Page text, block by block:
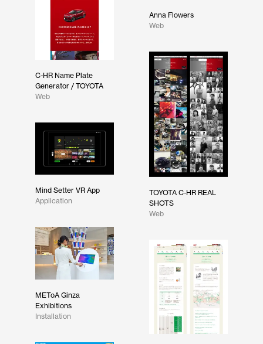
Anna Flowers
Web
C-HR Name Plate
Generator / TOYOTA
Web
TOYOTA C-HR REAL
SHOTS
Web
Mind Setter VR App
Application
METoA Ginza
Exhibitions
Installation